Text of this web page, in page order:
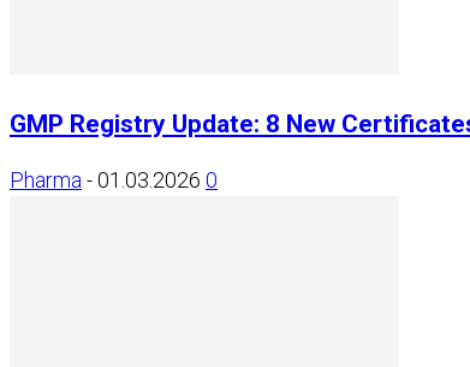
GMP Registry Update: 8 New
Pharma -01.03.2026 0